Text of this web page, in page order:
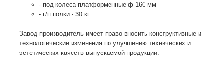
- под колеса платформенные ф 160 мм
- г/п полки - 30 кг
Завод-производитель имеет право вносить конструктивные и
технологические изменения по улучшению технических и
эстетических качеств выпускаемой продукции.